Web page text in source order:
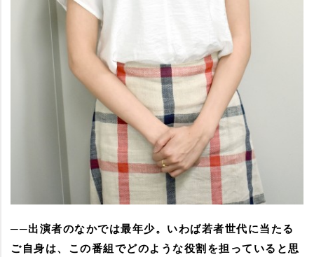
──出演者のなかでは最年少。いわば若者世代に当たる
ご自身は、この番組でどのような役割を担っていると思